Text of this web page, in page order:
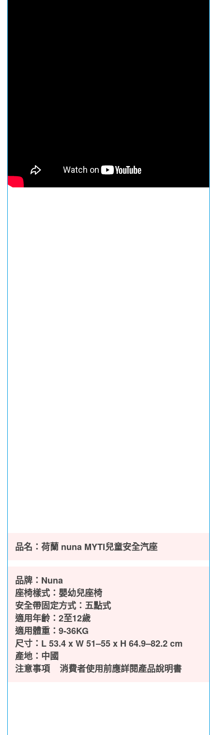
品名：荷蘭 nuna MYTI兒童安全汽座
品牌：Nuna
座椅樣式：嬰幼兒座椅
安全帶固定方式：五點式
適用年齡：2至12歲
適用體重：9-36KG
尺寸：L 53.4 x W 51–55 x H 64.9–82.2 cm
產地：中國
注意事項 消費者使用前應詳閱產品說明書